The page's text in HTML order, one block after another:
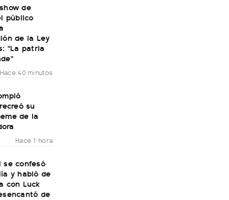
de
público
de la Ley
"La patria
Hace 40 minutos
su
de la
Hace 1 hora
se confesó
y habló de
con Luck
de